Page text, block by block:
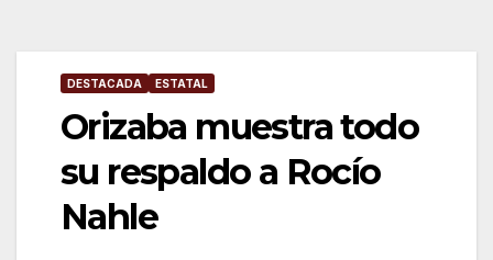
DESTACADA ESTATAL
Orizaba muestra todo
su respaldo a Rocío
Nahle